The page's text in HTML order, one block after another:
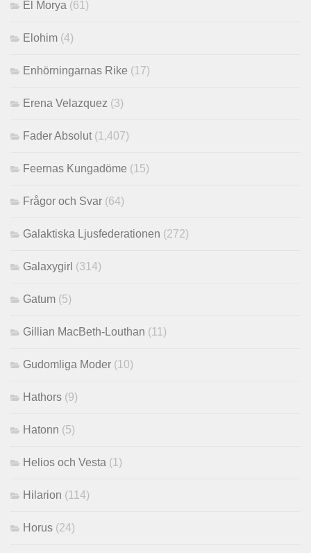
El Morya (61)
Elohim (4)
Enhörningarnas Rike (17)
Erena Velazquez (3)
Fader Absolut (1,407)
Feernas Kungadöme (15)
Frågor och Svar (64)
Galaktiska Ljusfederationen (272)
Galaxygirl (314)
Gatum (5)
Gillian MacBeth-Louthan (11)
Gudomliga Moder (10)
Hathors (9)
Hatonn (5)
Helios och Vesta (1)
Hilarion (114)
Horus (24)